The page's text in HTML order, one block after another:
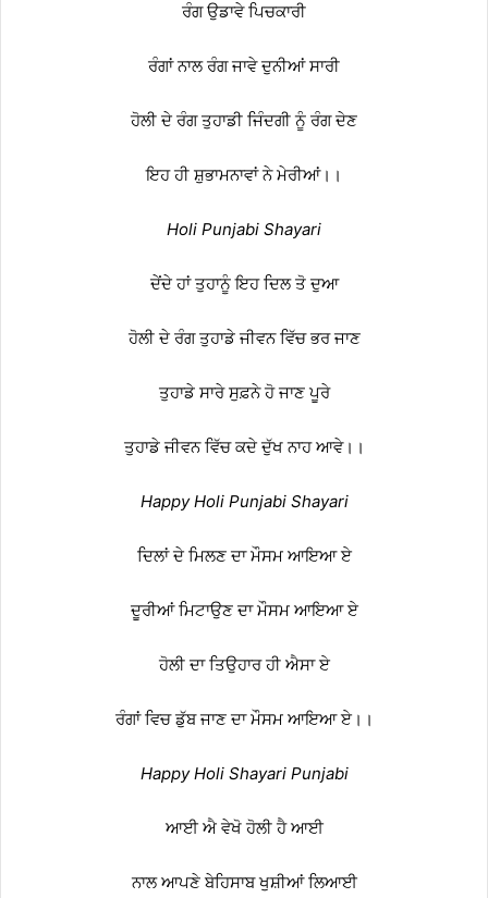
ਰੰਗ ਉਡਾਵੇ ਪਿਚਕਾਰੀ
ਰੰਗਾਂ ਨਾਲ ਰੰਗ ਜਾਵੇ ਦੁਨੀਆਂ ਸਾਰੀ
ਹੋਲੀ ਦੇ ਰੰਗ ਤੁਹਾਡੀ ਜਿੰਦਗੀ ਨੂੰ ਰੰਗ ਦੇਣ
ਇਹ ਹੀ ਸ਼ੁਭਾਮਨਾਵਾਂ ਨੇ ਮੇਰੀਆਂ।।
Holi Punjabi Shayari
ਦੇਂਦੇ ਹਾਂ ਤੁਹਾਨੂੰ ਇਹ ਦਿਲ ਤੋ ਦੁਆ
ਹੋਲੀ ਦੇ ਰੰਗ ਤੁਹਾਡੇ ਜੀਵਨ ਵਿੱਚ ਭਰ ਜਾਣ
ਤੁਹਾਡੇ ਸਾਰੇ ਸੁਫ਼ਨੇ ਹੋ ਜਾਣ ਪੂਰੇ
ਤੁਹਾਡੇ ਜੀਵਨ ਵਿੱਚ ਕਦੇ ਦੁੱਖ ਨਾਹ ਆਵੇ।।
Happy Holi Punjabi Shayari
ਦਿਲਾਂ ਦੇ ਮਿਲਣ ਦਾ ਮੌਸਮ ਆਇਆ ਏ
ਦੂਰੀਆਂ ਮਿਟਾਉਣ ਦਾ ਮੌਸਮ ਆਇਆ ਏ
ਹੋਲੀ ਦਾ ਤਿਉਹਾਰ ਹੀ ਐਸਾ ਏ
ਰੰਗਾਂ ਵਿਚ ਡੁੱਬ ਜਾਣ ਦਾ ਮੌਸਮ ਆਇਆ ਏ।।
Happy Holi Shayari Punjabi
ਆਈ ਐ ਵੇਖੋ ਹੋਲੀ ਹੈ ਆਈ
ਨਾਲ ਆਪਣੇ ਬੇਹਿਸਾਬ ਖੁਸ਼ੀਆਂ ਲਿਆਈ